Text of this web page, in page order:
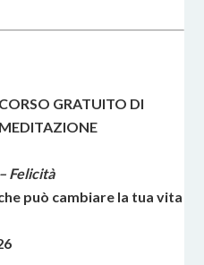
GRATUITO DI
Felicità
può cambiare la tua vita